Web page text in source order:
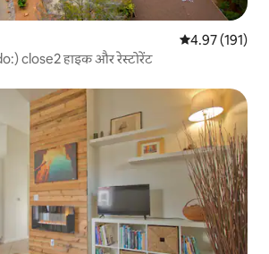
औसत रेटिंग 5 में से
4.97 (191)
close2 हाइक और रेस्टोरेंट